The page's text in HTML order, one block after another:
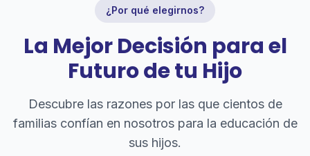
¿Por qué elegirnos?
La Mejor Decisión para el
Futuro de tu Hijo
Descubre las razones por las que cientos de
familias confían en nosotros para la educación de
sus hijos.